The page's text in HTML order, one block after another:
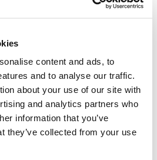
content and ads, to
and to analyse our traffic.
about your use of our site with
and analytics partners who
information that you’ve
they’ve collected from your use
a palelor turbinelor
electrice să fie de încredere